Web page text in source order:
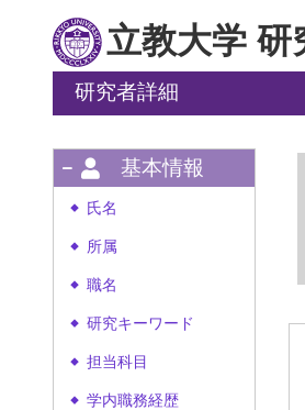
立教大学 研
研究者詳細
基本情報
◆ 氏名
◆ 所属
◆ 職名
◆ 研究キーワード
◆ 担当科目
◆ 学内職務経歴